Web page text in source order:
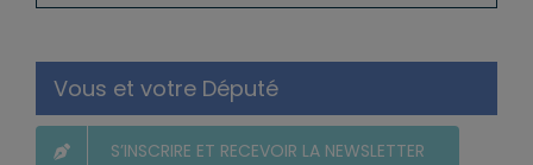
Vous et votre Député
S’INSCRIRE ET RECEVOIR LA NEWSLETTER